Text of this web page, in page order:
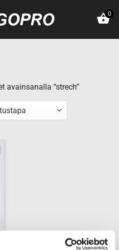
0
avainsanalla “strech”